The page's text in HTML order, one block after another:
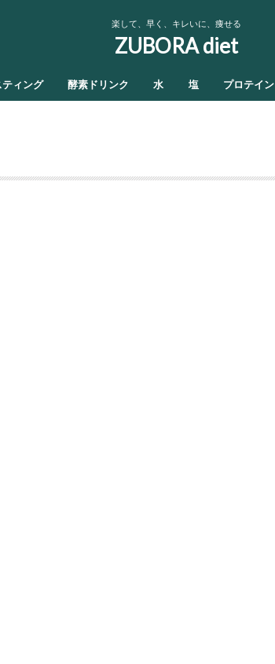
楽して、早く、キレいに、痩せる
ZUBORA diet
ティング 酵素ドリンク 水 塩 プロテイン